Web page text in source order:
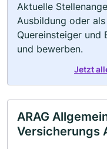
Aktuelle
Ausbildung oder
Quereinsteiger und
und bewerben.
Jetzt
ARAG
Versicherungs